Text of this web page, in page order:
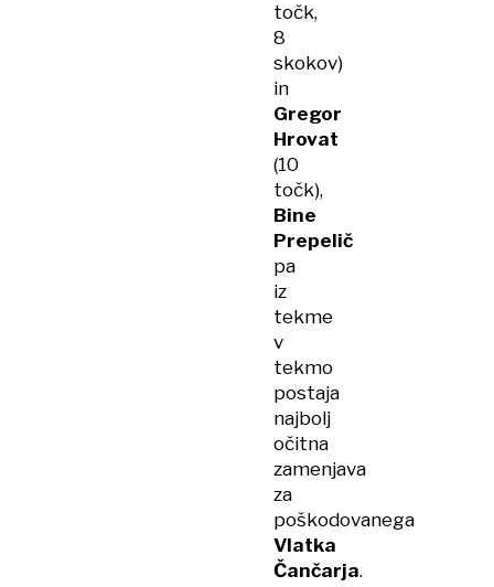
točk,
8
skokov)
in
Gregor
Hrovat
(10
točk),
Bine
Prepelič
pa
iz
tekme
v
tekmo
postaja
najbolj
očitna
zamenjava
za
poškodovanega
Vlatka
Čančarja.